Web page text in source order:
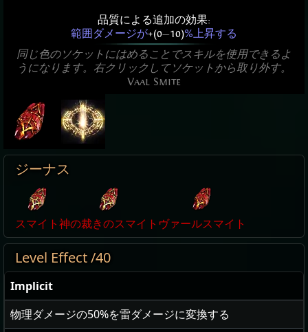
品質による追加の効果:
範囲ダメージが+(0—10)%上昇する
同じ色のソケットにはめることでスキルを使用できるよ
うになります。右クリックしてソケットから取り外す。
Vaal Smite
ジーナス
スマイト神の裁きのスマイト ヴァールスマイト
Level Effect /40
Implicit
物理ダメージの50%を雷ダメージに変換する